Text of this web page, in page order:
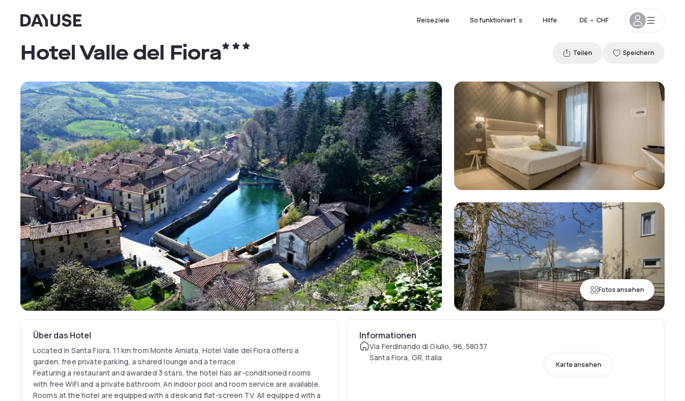
Dayuse Reiseziele So funktioniert´s Hilfe DE • CHF
Fotos ansehen
Hotel Valle del Fiora Teilen Speichern
Über das Hotel
Located in Santa Fiora, 11 km from Monte Amiata, Hotel Valle del Fiora offers a
garden, free private parking, a shared lounge and a terrace.
Featuring a restaurant and awarded 3 stars, the hotel has air-conditioned rooms
with free WiFi and a private bathroom. An indoor pool and room service are available.
Rooms at the hotel are equipped with a desk and flat-screen TV. All equipped with a
Informationen
Via Ferdinando di Giulio, 96, 58037
Santa Fiora, GR, Italia
Karte ansehen